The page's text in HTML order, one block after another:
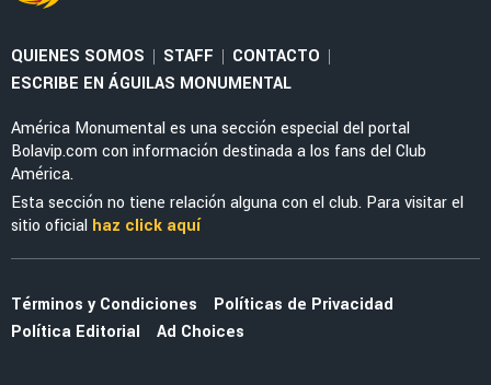
QUIENES SOMOS | STAFF | CONTACTO |
ESCRIBE EN ÁGUILAS MONUMENTAL
América Monumental es una sección especial del portal
Bolavip.com con información destinada a los fans del Club
América.
Esta sección no tiene relación alguna con el club. Para visitar el
sitio oficial haz click aquí
Términos y Condiciones
Políticas de Privacidad
Política Editorial
Ad Choices